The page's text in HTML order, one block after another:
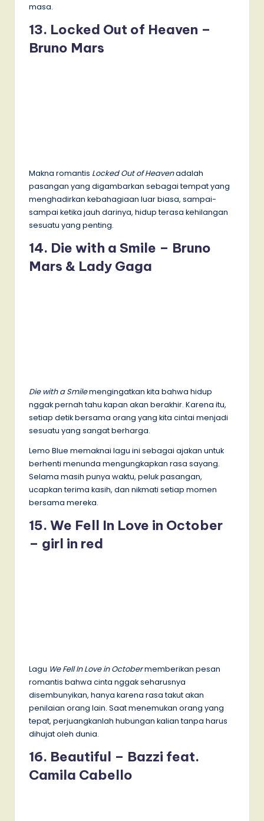
masa.
13. Locked Out of Heaven –
Bruno Mars
Makna romantis Locked Out of Heavenadalah
pasangan yang digambarkan sebagai tempat yang
menghadirkan kebahagiaan luar biasa, sampai-
sampai ketika jauh darinya, hidup terasa kehilangan
sesuatu yang penting.
14. Die with a Smile – Bruno
Mars & Lady Gaga
Die with a Smilemengingatkan kita bahwa hidup
nggak pernah tahu kapan akan berakhir. Karena itu,
setiap detik bersama orang yang kita cintai menjadi
sesuatu yang sangat berharga.
Lemo Blue memaknai lagu ini sebagai ajakan untuk
berhenti menunda mengungkapkan rasa sayang.
Selama masih punya waktu, peluk pasangan,
ucapkan terima kasih, dan nikmati setiap momen
bersama mereka.
15. We Fell In Love in October
– girl in red
Lagu We Fell In Love in Octobermemberikan pesan
romantis bahwa cinta nggak seharusnya
disembunyikan, hanya karena rasa takut akan
penilaian orang lain. Saat menemukan orang yang
tepat, perjuangkanlah hubungan kalian tanpa harus
dihujat oleh dunia.
16. Beautiful – Bazzi feat.
Camila Cabello